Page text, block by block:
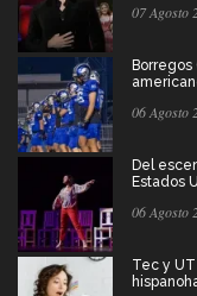
07 Agosto
Borregos
06 Agosto
Del
Estados
06 Agosto
Tec y